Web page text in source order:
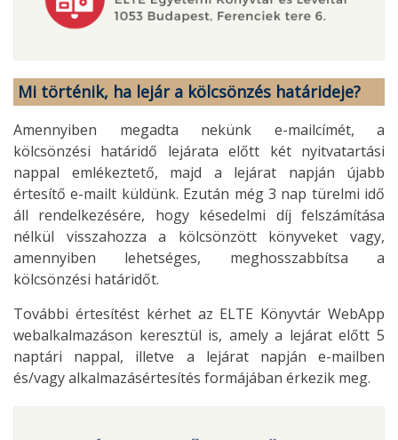
Mi történik, ha lejár a kölcsönzés határideje?
Amennyiben megadta nekünk e-mailcímét, a
kölcsönzési határidő lejárata előtt két nyitvatartási
nappal emlékeztető, majd a lejárat napján újabb
értesítő e-mailt küldünk. Ezután még 3 nap türelmi idő
áll rendelkezésére, hogy késedelmi díj felszámítása
nélkül visszahozza a kölcsönzött könyveket vagy,
amennyiben lehetséges, meghosszabbítsa a
kölcsönzési határidőt.
További értesítést kérhet az ELTE Könyvtár WebApp
webalkalmazáson keresztül is, amely a lejárat előtt 5
naptári nappal, illetve a lejárat napján e-mailben
és/vagy alkalmazásértesítés formájában érkezik meg.